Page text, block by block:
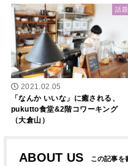
話題
2021.02.05
「なんか いいな」に癒される、
pukutto食堂&2階コワーキング
（大倉山）
ABOUT US